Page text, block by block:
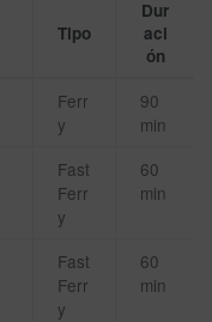
Tipo
Dur
aci
ón
Ferr
y
90
min
Fast
Ferr
y
60
min
Fast
Ferr
y
60
min